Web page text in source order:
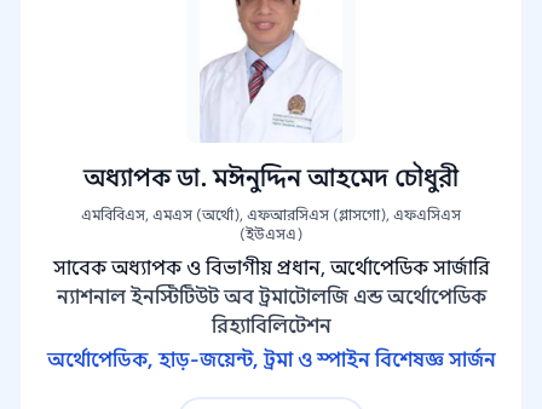
অধ্যাপক ডা. মঈনুদ্দিন আহমেদ চৌধুরী
এমবিবিএস, এমএস (অর্থো), এফআরসিএস (গ্লাসগো), এফএসিএস
(ইউএসএ)
সাবেক অধ্যাপক ও বিভাগীয় প্রধান, অর্থোপেডিক সার্জারি
ন্যাশনাল ইনস্টিটিউট অব ট্রমাটোলজি এন্ড অর্থোপেডিক
রিহ্যাবিলিটেশন
অর্থোপেডিক, হাড়-জয়েন্ট, ট্রমা ও স্পাইন বিশেষজ্ঞ সার্জন